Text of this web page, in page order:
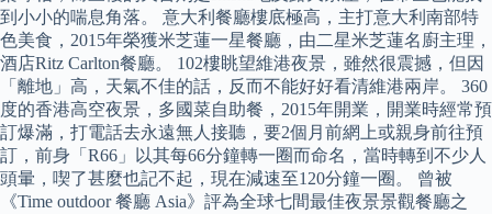
到小小的喘息角落。 意大利餐廳樓底極高，主打意大利南部特
色美食，2015年榮獲米芝蓮一星餐廳，由二星米芝蓮名廚主理，
酒店Ritz Carlton餐廳。 102樓眺望維港夜景，雖然很震撼，但因
「離地」高，天氣不佳的話，反而不能好好看清維港兩岸。 360
度的香港高空夜景，多國菜自助餐，2015年開業，開業時經常預
訂爆滿，打電話去永遠無人接聽，要2個月前網上或親身前往預
訂，前身「R66」以其每66分鐘轉一圈而命名，當時轉到不少人
頭暈，喫了甚麼也記不起，現在減速至120分鐘一圈。 曾被
《Time outdoor 餐廳 Asia》評為全球七間最佳夜景景觀餐廳之